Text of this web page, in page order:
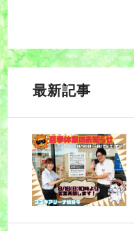
最新記事